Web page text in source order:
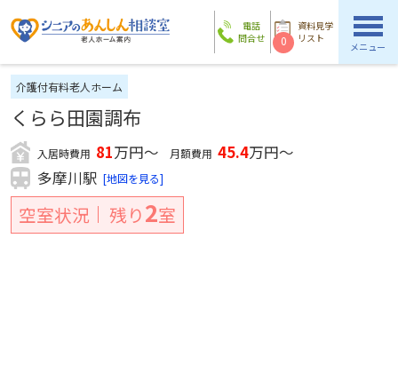
電話
問合せ
資料見学
リスト
0 メニュー
介護付有料老人ホーム
くらら田園調布
入居時費用 81万円～ 月額費用 45.4万円～
多摩川駅 [地図を見る]
空室状況 残り2室